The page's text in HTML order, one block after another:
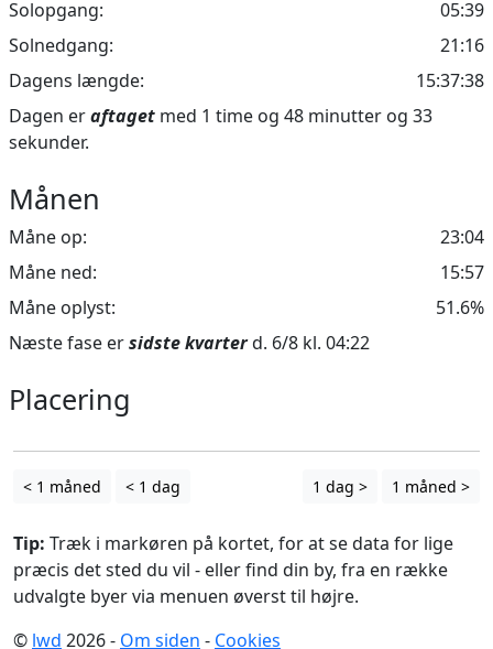
Solopgang:
05:39
Solnedgang:
21:16
Dagens længde:
15:37:38
Dagen eraftaget med 1 time og 48 minutter og 33
sekunder.
Månen
Måne op:
23:04
Måne ned:
15:57
Måne oplyst:
51.6%
Næste fase ersidste kvarterd. 6/8 kl. 04:22
Placering
+
−
< 1 måned < 1 dag 1 dag > 1 måned >
Tip: Træk i markøren på kortet, for at se data for lige
præcis det sted du vil - eller find din by, fra en række
udvalgte byer via menuen øverst til højre.
© lwd 2026 - Om siden - Cookies